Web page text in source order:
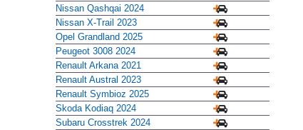
Nissan Qashqai 2024
Nissan X-Trail 2023
Opel Grandland 2025
Peugeot 3008 2024
Renault Arkana 2021
Renault Austral 2023
Renault Symbioz 2025
Skoda Kodiaq 2024
Subaru Crosstrek 2024